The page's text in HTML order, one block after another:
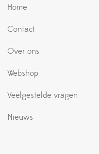
Home
Contact
Over ons
Webshop
Veelgestelde vragen
Nieuws